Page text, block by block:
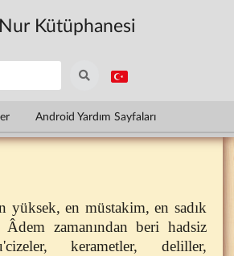
Kütüphanesi
Android Yardım Sayfaları
yüksek, en müstakim, en sadık
zamanından beri hadsiz
kerametler, deliller,